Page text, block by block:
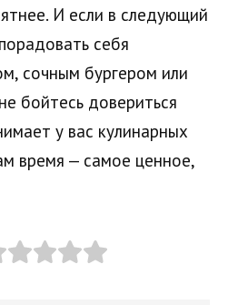
И если в следующий
себя
сочным бургером или
бойтесь довериться
у вас кулинарных
время — самое ценное,